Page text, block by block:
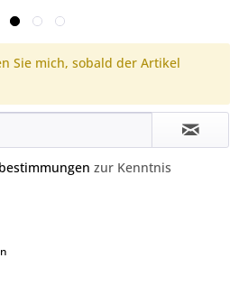
Sie mich, sobald der Artikel
zur Kenntnis